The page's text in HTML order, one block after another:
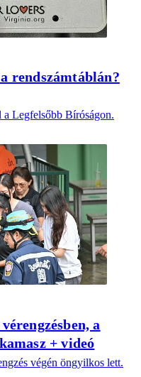
rendszámtáblán?
Legfelsőbb Bíróságon.
a
+ videó
végén öngyilkos lett.